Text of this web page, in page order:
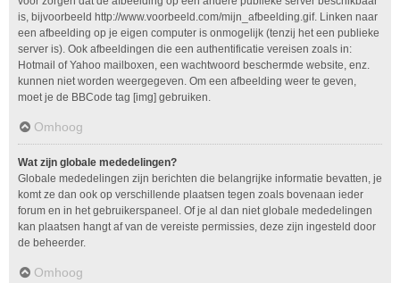
is, bijvoorbeeld http://www.voorbeeld.com/mijn_afbeelding.gif. Linken naar
een afbeelding op je eigen computer is onmogelijk (tenzij het een publieke
server is). Ook afbeeldingen die een authentificatie vereisen zoals in:
Hotmail of Yahoo mailboxen, een wachtwoord beschermde website, enz.
kunnen niet worden weergegeven. Om een afbeelding weer te geven,
moet je de BBCode tag [img] gebruiken.
Omhoog
Wat zijn globale mededelingen?
Globale mededelingen zijn berichten die belangrijke informatie bevatten, je
komt ze dan ook op verschillende plaatsen tegen zoals bovenaan ieder
forum en in het gebruikerspaneel. Of je al dan niet globale mededelingen
kan plaatsen hangt af van de vereiste permissies, deze zijn ingesteld door
de beheerder.
Omhoog